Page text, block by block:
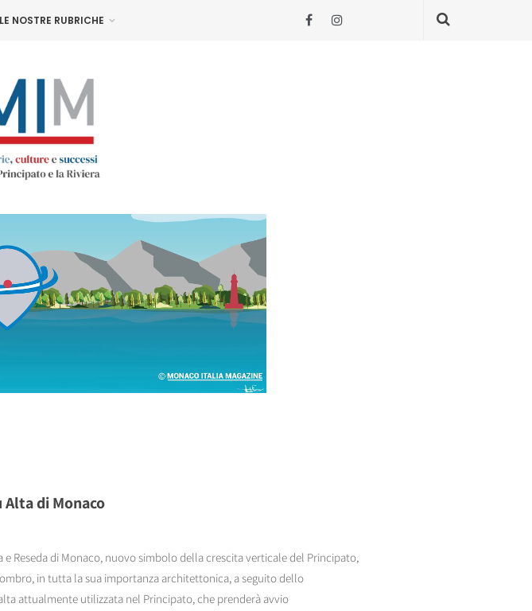
LE NOSTRE RUBRICHE
di Monaco
Reseda di Monaco, nuovo simbolo della crescita verticale del Principato,
in tutta la sua importanza architettonica, a seguito dello
attualmente utilizzata nel Principato, che prenderà avvio